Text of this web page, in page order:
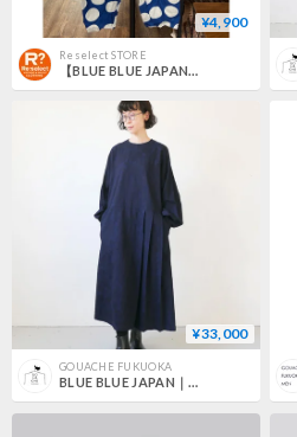
¥4,900
Reselect STORE
【BLUE BLUE JAPAN】 ビッグドット テーパードパンツ ブルー 日本製 2
¥33,000
GOUACHE FUKUOKA
BLUE BLUE JAPAN｜ブルーブルージャパン｜インディゴ ジャカード タック プルワンピース ｜INDIGO｜700086849